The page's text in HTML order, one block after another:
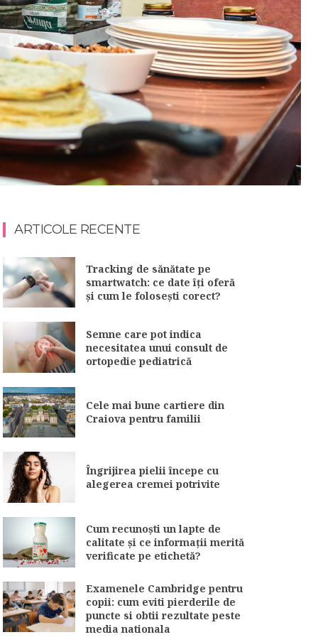
ARTICOLE RECENTE
Tracking de sănătate pe
smartwatch: ce date îți oferă
și cum le folosești corect?
Semne care pot indica
necesitatea unui consult de
ortopedie pediatrică
Cele mai bune cartiere din
Craiova pentru familii
Îngrijirea pielii începe cu
alegerea cremei potrivite
Cum recunoști un lapte de
calitate și ce informații merită
verificate pe etichetă?
Examenele Cambridge pentru
copii: cum eviti pierderile de
puncte si obtii rezultate peste
media nationala